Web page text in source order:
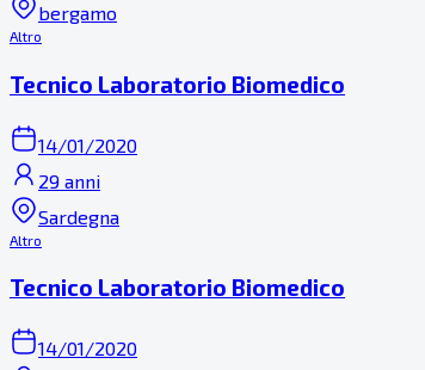
bergamo
Altro
Tecnico Laboratorio Biomedico
14/01/2020
29 anni
Sardegna
Altro
Tecnico Laboratorio Biomedico
14/01/2020